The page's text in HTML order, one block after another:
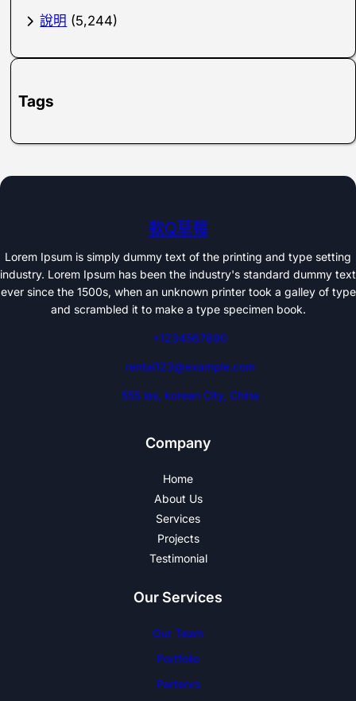
說明 (5,244)
Tags
軟Q草莓
Lorem Ipsum is simply dummy text of the printing and type setting
industry. Lorem Ipsum has been the industry's standard dummy text
ever since the 1500s, when an unknown printer took a galley of type
and scrambled it to make a type specimen book.
+1234567890
rental123@example.com
555 las, korean City, China
Company
Home
About Us
Services
Projects
Testimonial
Our Services
Our Team
Portfolio
Partenrs